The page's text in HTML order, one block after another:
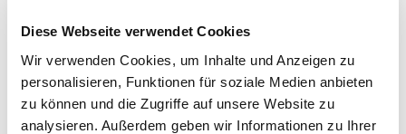
Diese Webseite verwendet Cookies
Wir verwenden Cookies, um Inhalte und Anzeigen zu
personalisieren, Funktionen für soziale Medien anbieten
zu können und die Zugriffe auf unsere Website zu
analysieren. Außerdem geben wir Informationen zu Ihrer
Komponisten wie Bach, Mendelssohn, Schütz,
Gospels. Die Mitglieder gemischten Alters singen
bei Konzerten, aber auch in Gottesdiensten und bei
anderen Gemeindeveranstalltungen.